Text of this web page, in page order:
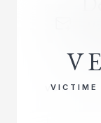
VICTIME
VOTRE